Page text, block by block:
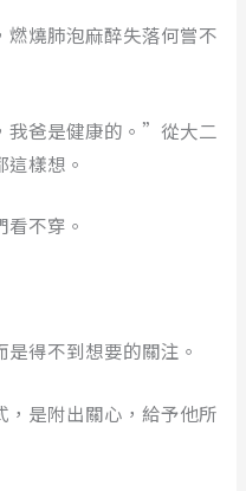
燒肺泡麻醉失落何嘗不
我爸是健康的。”從大二
樣想。
不穿。
得不到想要的關注。
，是附出關心，給予他所